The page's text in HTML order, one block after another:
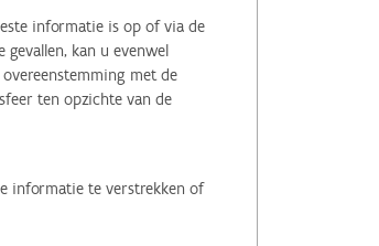
informatie is op of via de
kan u evenwel
met de
ten opzichte van de
informatie te verstrekken of